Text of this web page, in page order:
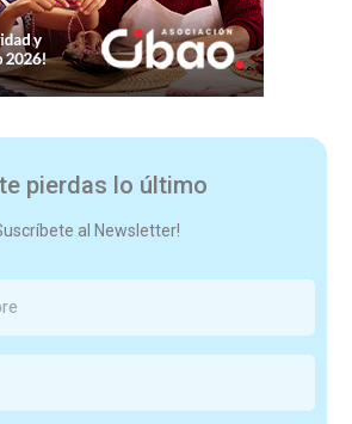
pierdas lo último
al Newsletter!